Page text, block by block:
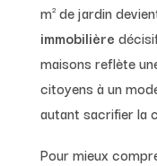
m² de jardin
immobilière
maisons reflète
citoyens à un
autant sacrifier la
Pour mieux